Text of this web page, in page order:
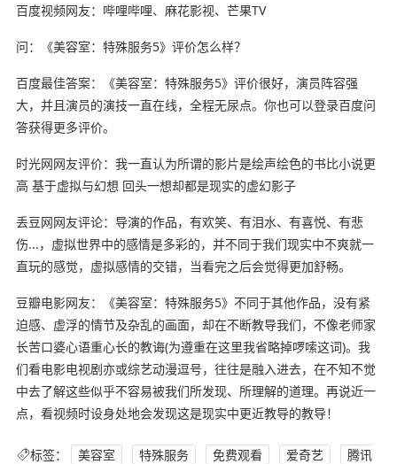
百度视频网友：哔哩哔哩、麻花影视、芒果TV
问：《美容室：特殊服务5》评价怎么样？
百度最佳答案：《美容室：特殊服务5》评价很好，演员阵容强
大，并且演员的演技一直在线，全程无尿点。你也可以登录百度问
答获得更多评价。
时光网网友评价：我一直认为所谓的影片是绘声绘色的书比小说更
高 基于虚拟与幻想 回头一想却都是现实的虚幻影子
丢豆网网友评论：导演的作品，有欢笑、有泪水、有喜悦、有悲
伤...，虚拟世界中的感情是多彩的，并不同于我们现实中不爽就一
直玩的感觉，虚拟感情的交错，当看完之后会觉得更加舒畅。
豆瓣电影网友：《美容室：特殊服务5》不同于其他作品，没有紧
迫感、虚浮的情节及杂乱的画面，却在不断教导我们，不像老师家
长苦口婆心语重心长的教诲(为遵重在这里我省略掉啰嗦这词)。我
们看电影电视剧亦或综艺动漫逗号，往往是融入进去，在不知不觉
中去了解这些似乎不容易被我们所发现、所理解的道理。再说近一
点，看视频时设身处地会发现这是现实中更近教导的教导！
标签： 美容室 特殊服务 免费观看 爱奇艺
腾讯